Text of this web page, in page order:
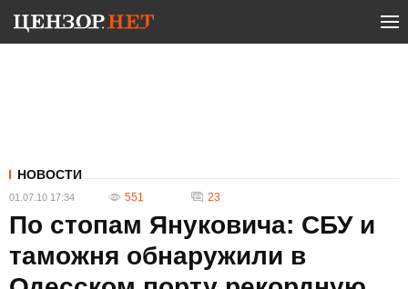
НОВОСТИ
01.07.10 17:34 551 23
По стопам Януковича: СБУ и
таможня обнаружили в